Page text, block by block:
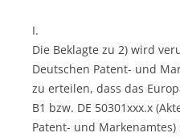
I.
Die Beklagte zu 2) wird
Deutschen Patent- und
zu erteilen, dass das
B1 bzw. DE 50301xxx.x
Patent- und Markenamtes)